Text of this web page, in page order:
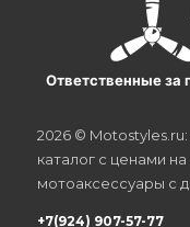
Ответственные за
2026 ©
каталог с ценами
мотоаксессуары с
+7(924) 907-57-77